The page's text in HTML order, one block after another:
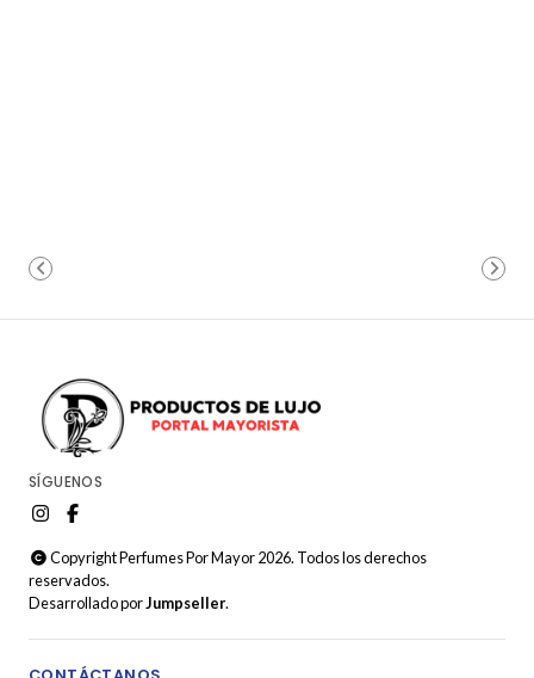
SÍGUENOS
Copyright Perfumes Por Mayor 2026. Todos los derechos
reservados.
Desarrollado porJumpseller.